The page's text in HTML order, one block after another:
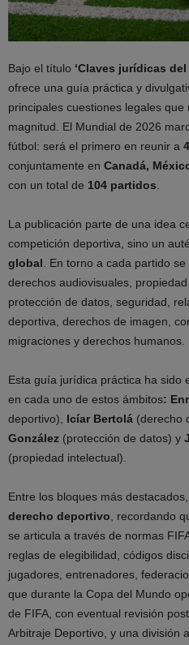
Bajo el título ‘Claves jurídicas
ofrece una guía práctica y
principales cuestiones legales
magnitud. El Mundial de 2026
fútbol: será el primero en reunir a
conjuntamente en Canadá,
con un total de 104 partidos.
La publicación parte de una idea
competición deportiva, sino un
global. En torno a cada partido
derechos audiovisuales,
protección de datos, seguridad,
deportiva, derechos de imagen,
migraciones y derechos humanos.
Esta guía jurídica práctica ha sido
en cada uno de estos ámbitos:
deportivo), Icíar Bertolá (derecho
González (protección de datos) y
(propiedad intelectual).
Entre los bloques más
derecho deportivo, recordando
se articula a través de normas
reglas de elegibilidad, códigos
jugadores, entrenadores,
que durante la Copa del Mundo
de FIFA, con eventual revisión
Arbitraje Deportivo, y una división